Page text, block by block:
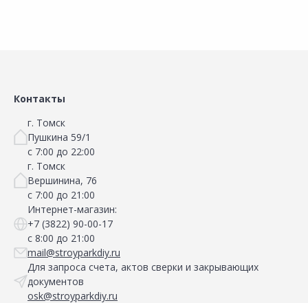
Контакты
г. Томск
Пушкина 59/1
с 7:00 до 22:00
г. Томск
Вершинина, 76
с 7:00 до 21:00
Интернет-магазин:
+7 (3822) 90-00-17
с 8:00 до 21:00
mail@stroyparkdiy.ru
Для запроса счета, актов сверки и закрывающих
документов
osk@stroyparkdiy.ru